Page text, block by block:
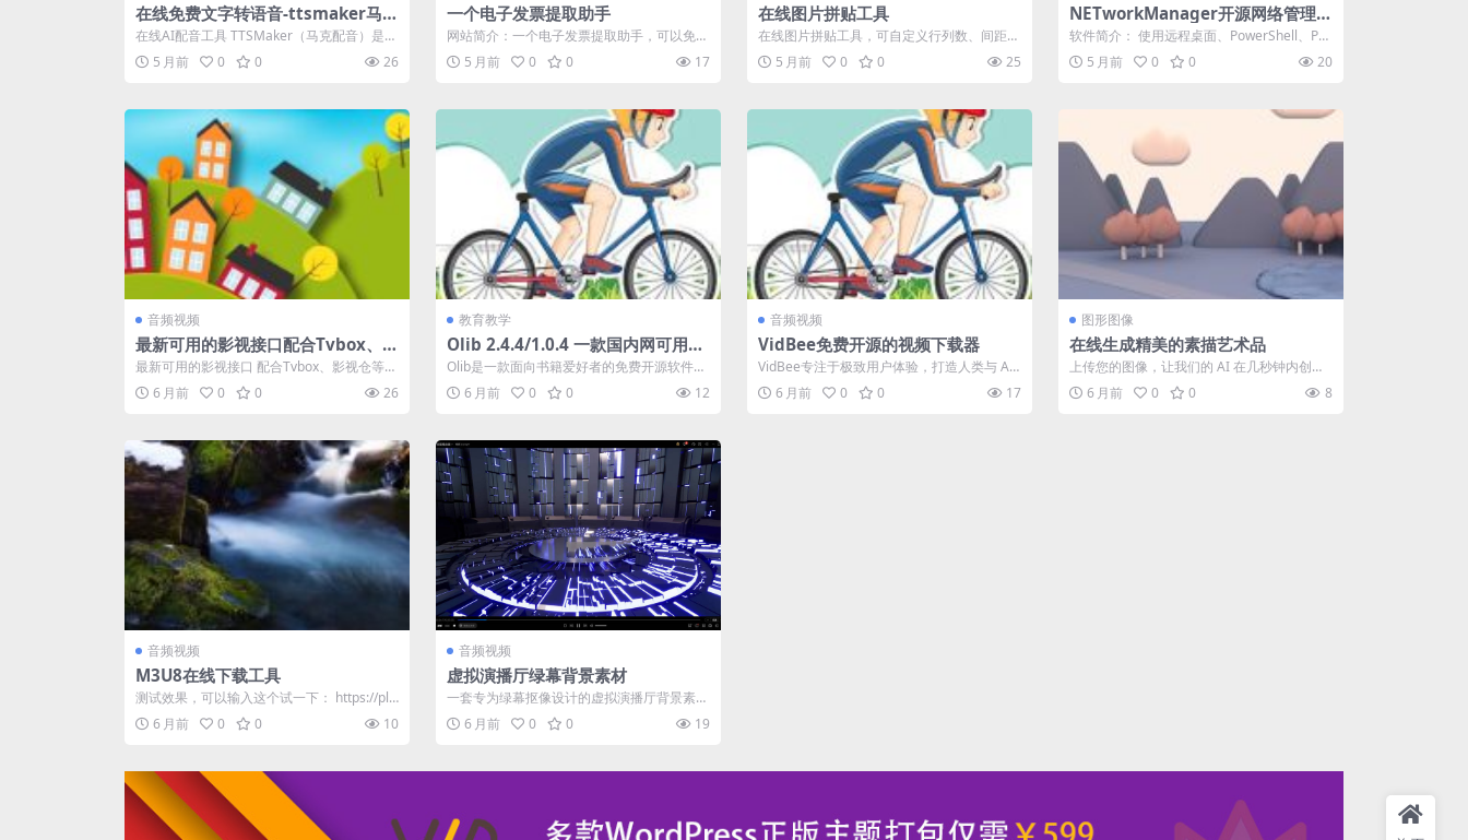
在线免费文字转语音-ttsmaker马克
配音
在线AI配音工具 TTSMaker（马克配音）是一
款免费的文本转语音工具，提供语...
5 月前 0 0 26
一个电子发票提取助手
网站简介：一个电子发票提取助手，可以免费
批量提取电子发票并将其转换为Excel格...
5 月前 0 0 17
在线图片拼贴工具
在线图片拼贴工具，可自定义行列数、间距、
背景样式（支持纯色或图案），并应用多种
九...5 月前 0 0 25
NETworkManager开源网络管理与
故障排除工具
软件简介： 使用远程桌面、PowerShell、Pu
TTY、TigerVNC 或...
5 月前 0 0 20
音频视频
最新可用的影视接口配合Tvbox、影
视仓等
最新可用的影视接口 配合Tvbox、影视仓等，
非常爽，直接长按复制～ ...
6 月前 0 0 26
教育教学
Olib 2.4.4/1.0.4 一款国内网可用的
Zlib（z-lib）图书下载器，免费开源
Olib是一款面向书籍爱好者的免费开源软件，
能助力用户从ZLibrary快速下载...
6 月前 0 0 12
音频视频
VidBee免费开源的视频下载器
VidBee专注于极致用户体验，打造人类与 AI
都喜爱的工具。以 工业级核心 ...
6 月前 0 0 17
图形图像
在线生成精美的素描艺术品
上传您的图像，让我们的 AI 在几秒钟内创建
精美的素描艺术品 如果不满意，可以点...
6 月前 0 0 8
音频视频
M3U8在线下载工具
测试效果，可以输入这个试一下： https://pla
y.xluuss.com/...
6 月前 0 0 10
音频视频
虚拟演播厅绿幕背景素材
一套专为绿幕抠像设计的虚拟演播厅背景素材
包，内含高质量动态视频与高清静态背景
图。...6 月前 0 0 19